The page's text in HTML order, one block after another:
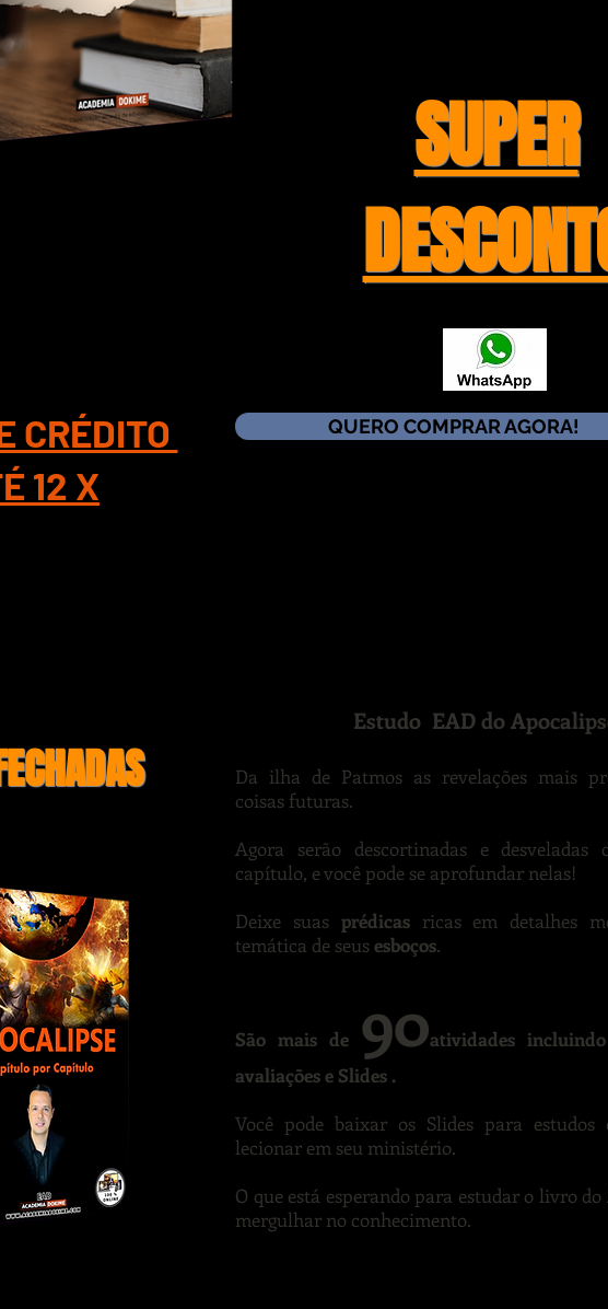
SUPER
CRÉDITO
12 X
QUERO COMPRAR AGORA!
Estudo EAD do
Da ilha de Patmos as revelações mais
coisas futuras.
Agora serão descortinadas e desveladas
capítulo, e você pode se aprofundar nelas!
Deixe suas prédicasricas em detalhes
temática de seusesboços.
São mais de 90atividades
avaliações e Slides .
Você pode baixar os Slides para estudos
lecionar em seu ministério.
O que está esperando para estudar o livro
mergulhar no conhecimento.